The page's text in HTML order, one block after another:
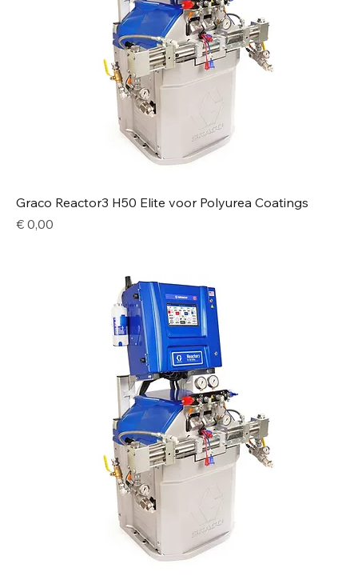
Graco Reactor3 H50 Elite voor Polyurea Coatings
Price
€ 0,00